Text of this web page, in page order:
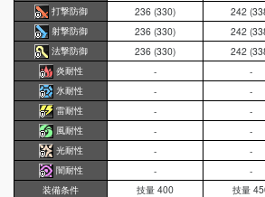
打撃防御
236 (330)
242
射撃防御
236 (330)
242
法撃防御
236 (330)
242
炎耐性
- -
氷耐性
- -
雷耐性
- -
風耐性
- -
光耐性
- -
闇耐性
- -
装備条件
技量 400 技量